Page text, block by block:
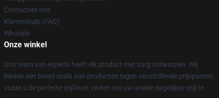
Contacteer ons
Klantenhulp (FAQ)
Whosale
Onze winkel
Ons team van experts heeft elk product met zorg ontworpen. Wij
bieden een breed scala aan producten tegen verschillende prijspunten
zodat u de perfecte stijl kunt vinden om uw unieke dagelijkse stijl te